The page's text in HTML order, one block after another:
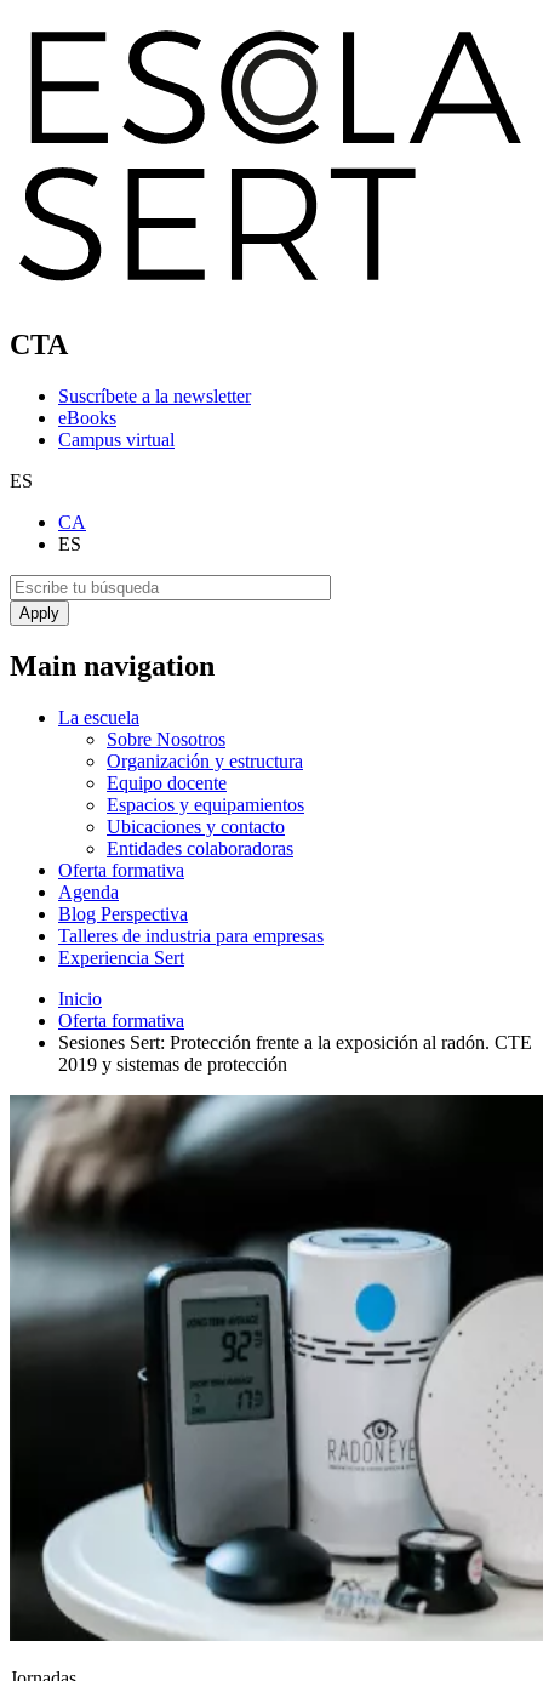
CTA
Suscríbete a la newsletter
eBooks
Campus virtual
ES
CA
ES
Main navigation
La escuela
Sobre Nosotros
Organización y estructura
Equipo docente
Espacios y equipamientos
Ubicaciones y contacto
Entidades colaboradoras
Oferta formativa
Agenda
Blog Perspectiva
Talleres de industria para empresas
Experiencia Sert
Inicio
Oferta formativa
Sesiones Sert: Protección frente a la exposición al radón. CTE
2019 y sistemas de protección